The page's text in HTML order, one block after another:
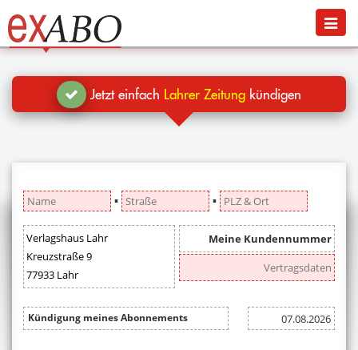
Jetzt kündigen
Blog
Hilfe
Menü
Jetzt einfach Lahrer Zeitung kündigen
▪ ▪